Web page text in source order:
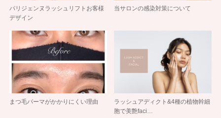
パリジェンヌラッシュリフトお客様
デザイン
当サロンの感染対策について
まつ毛パーマがかかりにくい理由
ラッシュアディクト&4種の植物幹細
胞で美艶faci…